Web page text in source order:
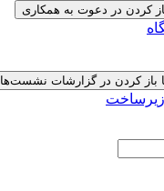
کردن در دعوت به همکاری
باز کردن در گزارشات نشست‌ها